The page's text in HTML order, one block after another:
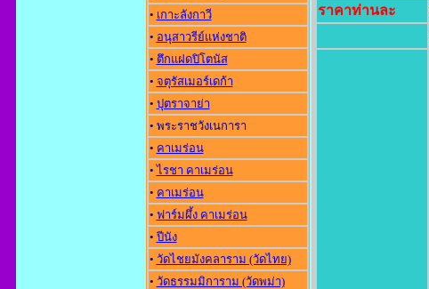
• เกาะลังกาวี
• อนุสาวรีย์แห่งชาต
• ตึกแฝดปิโตนัส
• จตุรัสเมอร์เดก้า
• ปุตราจาย่า
• พระราชวังเนการา
• คาเมร่อน
•ไรชา คาเมร่อน
• คาเมร่อน
• ฟาร์มผึ้ง คาเมร่อน
• ปีนัง
• วัดไชยมังคลาราม (วัดไทย)
• วัดธรรมมิการาม (วัดพม่า)
ราคาท่านละ